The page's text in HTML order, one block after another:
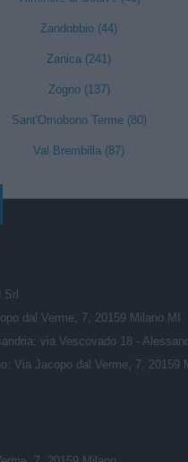
Zandobbio (44)
Zanica (241)
Zogno (137)
Sant'Omobono Terme (80)
Val Brembilla (87)
dal Verme, 7, 20159 Milano MI
via Vescovado 18 -
Via Jacopo dal Verme, 7, 20159